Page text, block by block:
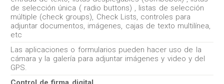
de selección única ( radio buttons) , listas de selección
múltiple (check groups), Check Lists, controles para
adjuntar documentos, imágenes, cajas de texto multilínea,
etc
Las aplicaciones o formularios pueden hacer uso de la
cámara y la galería para adjuntar imágenes y video y del
GPS.